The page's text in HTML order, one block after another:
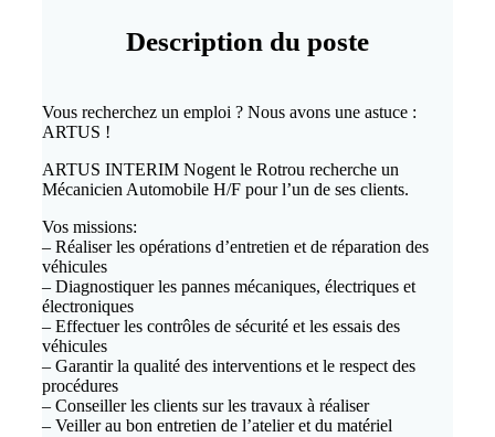
Description du poste
Vous recherchez un emploi ? Nous avons une astuce :
ARTUS !
ARTUS INTERIM Nogent le Rotrou recherche un
Mécanicien Automobile H/F pour l’un de ses clients.
Vos missions:
– Réaliser les opérations d’entretien et de réparation des
véhicules
– Diagnostiquer les pannes mécaniques, électriques et
électroniques
– Effectuer les contrôles de sécurité et les essais des
véhicules
– Garantir la qualité des interventions et le respect des
procédures
– Conseiller les clients sur les travaux à réaliser
– Veiller au bon entretien de l’atelier et du matériel